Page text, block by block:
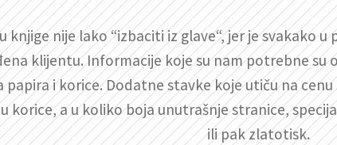
knjige nije lako “izbaciti iz glave“, jer je svakako
klijentu. Informacije koje su nam potrebne su
papira i korice. Dodatne stavke koje utiču na
korice, a u koliko boja unutrašnje stranice,
ili pak zlatotisk.